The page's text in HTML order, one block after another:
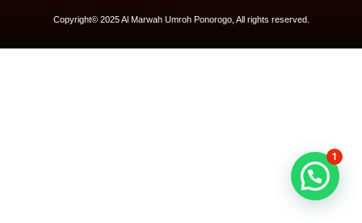
Copyright© 2025 Al Marwah Umroh Ponorogo, All rights reserved.
1